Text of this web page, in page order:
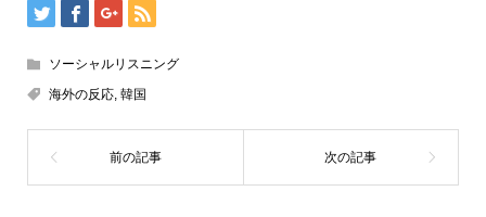
ソーシャルリスニング
海外の反応, 韓国